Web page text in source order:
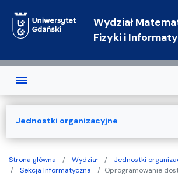
Wydział
Fizyki i
Strona główna Wydział
Jednostki
Sekcja Informatyczna
Oprogramowanie
Jednostki organizacyjne